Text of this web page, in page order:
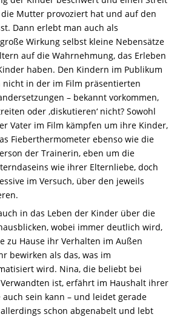
Mutter provoziert hat und auf den
Dann erlebt man auch als
Wirkung selbst kleine Nebensätze
auf die Wahrnehmung, das Erleben
haben. Den Kindern im Publikum
nicht in der im Film präsentierten
– bekannt vorkommen,
oder ‚diskutieren‘ nicht? Sowohl
Vater im Film kämpfen um ihre Kinder,
Fieberthermometer ebenso wie die
der Trainerin, eben um die
wie ihrer Elternliebe, doch
im Versuch, über den jeweils
in das Leben der Kinder über die
wobei immer deutlich wird,
zu Hause ihr Verhalten im Außen
bewirken als das, was im
wird. Nina, die beliebt bei
ist, erfährt im Haushalt ihrer
auch sein kann – und leidet gerade
schon abgenabelt und lebt